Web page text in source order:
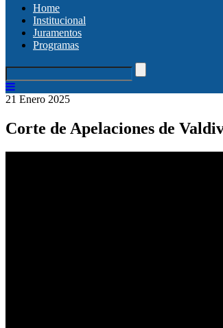
Home
Institucional
Juramentos
Programas
21 Enero 2025
Corte de Apelaciones de